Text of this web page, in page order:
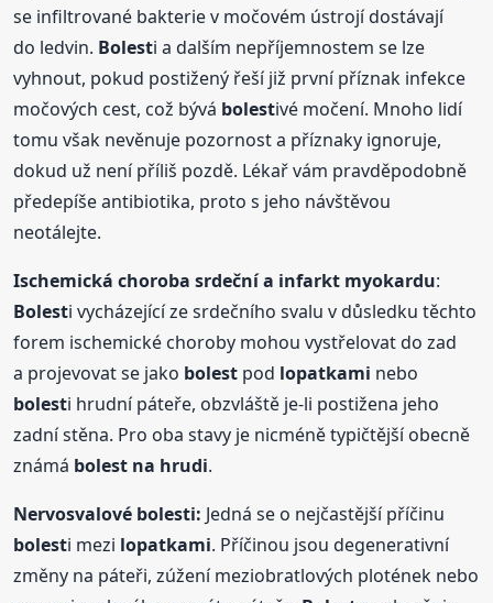
se infiltrované bakterie v močovém ústrojí dostávají
do ledvin. Bolesti a dalším nepříjemnostem se lze
vyhnout, pokud postižený řeší již první příznak infekce
močových cest, což bývá bolestivé močení. Mnoho lidí
tomu však nevěnuje pozornost a příznaky ignoruje,
dokud už není příliš pozdě. Lékař vám pravděpodobně
předepíše antibiotika, proto s jeho návštěvou
neotálejte.
Ischemická choroba srdeční a infarkt myokardu:
Bolesti vycházející ze srdečního svalu v důsledku těchto
forem ischemické choroby mohou vystřelovat do zad
a projevovat se jako bolest pod lopatkami nebo
bolesti hrudní páteře, obzvláště je-li postižena jeho
zadní stěna. Pro oba stavy je nicméně typičtější obecně
známá bolest na hrudi.
Nervosvalové bolesti: Jedná se o nejčastější příčinu
bolesti mezi lopatkami. Příčinou jsou degenerativní
změny na páteři, zúžení meziobratlových plotének nebo